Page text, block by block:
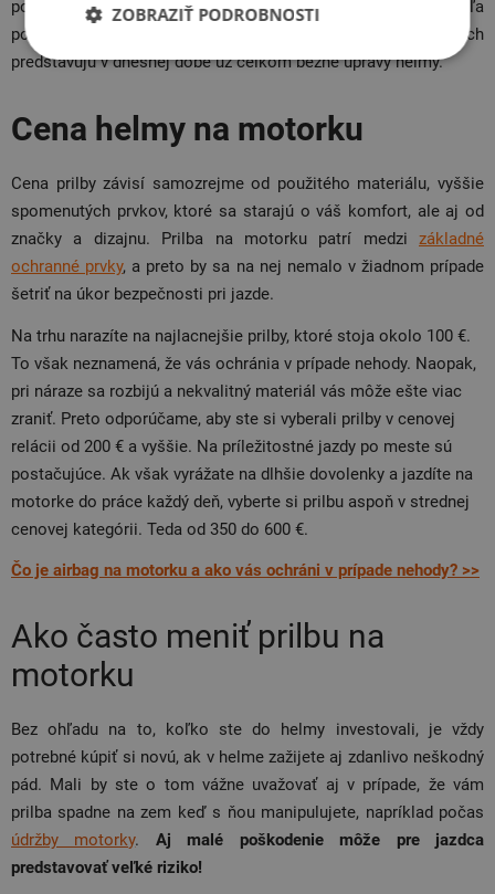
postará
integrovaná clona, s ktorou môžete manipulovať podľa
potreby. Možnosť
a antibakteriálny povrch
predstavujú v dnešnej dobe už celkom bežné úpravy helmy.
Cena helmy na motorku
Cena prilby závisí samozrejme od použitého materiálu, vyššie
spomenutých prvkov, ktoré sa starajú o váš komfort, ale aj od
značky a dizajnu. Prilba na motorku patrí medzi základné
ochranné prvky, a preto by sa na nej nemalo v žiadnom prípade
šetriť na úkor bezpečnosti pri jazde.
Na trhu narazíte na najlacnejšie prilby, ktoré stoja okolo 100 €.
To však neznamená, že vás ochránia v prípade nehody. Naopak,
pri náraze sa rozbijú a nekvalitný materiál vás môže ešte viac
zraniť. Preto odporúčame, aby ste si vyberali prilby v cenovej
relácii od 200 € a vyššie. Na príležitostné jazdy po meste sú
postačujúce. Ak však vyrážate na dlhšie dovolenky a jazdíte na
motorke do práce každý deň, vyberte si prilbu aspoň v strednej
cenovej kategórii. Teda od 350 do 600 €.
Čo je airbag na motorku a ako vás ochráni v prípade nehody? >>
Ako často meniť prilbu na
motorku
Bez ohľadu na to, koľko ste do helmy investovali, je vždy
potrebné kúpiť si novú, ak v helme zažijete aj zdanlivo neškodný
pád. Mali by ste o tom vážne uvažovať aj v prípade, že vám
prilba spadne na zem keď s ňou manipulujete, napríklad počas
údržby motorky. Aj malé poškodenie môže pre jazdca
predstavovať veľké riziko!
ZOBRAZIŤ PODROBNOSTI